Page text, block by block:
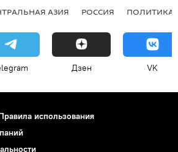
АЗИЯ РОССИЯ ПОЛИТИКА
Дзен VK
использования